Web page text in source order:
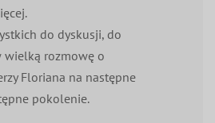
do dyskusji, do
wielką rozmowę o
Floriana na następne
pokolenie.